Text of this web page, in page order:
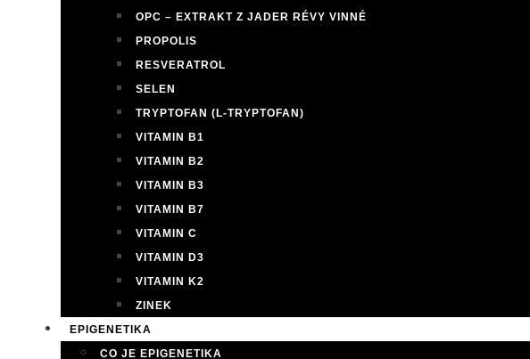
OPC – EXTRAKT Z JADER RÉVY VINNÉ
PROPOLIS
RESVERATROL
SELEN
TRYPTOFAN (L-TRYPTOFAN)
VITAMIN B1
VITAMIN B2
VITAMIN B3
VITAMIN B7
VITAMIN C
VITAMIN D3
VITAMIN K2
ZINEK
EPIGENETIKA
CO JE EPIGENETIKA